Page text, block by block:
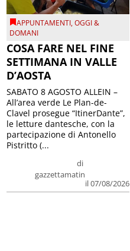
APPUNTAMENTI,OGGI &
DOMANI
COSA FARE NEL FINE
SETTIMANA IN VALLE
D’AOSTA
di
gazzettamatin
il 07/08/2026
SABATO 8 AGOSTO ALLEIN –
All’area verde Le Plan-de-
Clavel prosegue “ItinerDante”,
le letture dantesche, con la
partecipazione di Antonello
Pistritto (...